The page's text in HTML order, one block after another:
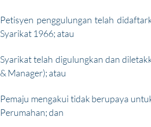
Petisyen penggulungan telah
Syarikat 1966; atau
Syarikat telah digulungkan dan
& Manager); atau
Pemaju mengakui tidak berupaya
Perumahan; dan